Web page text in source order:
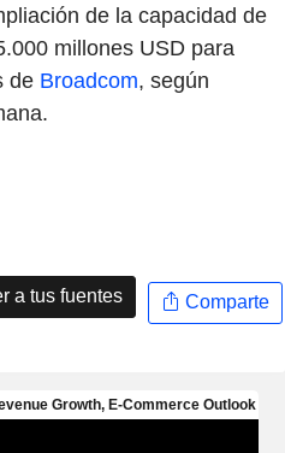
de la capacidad de
millones USD para
de Broadcom, según
a tus fuentes Comparte